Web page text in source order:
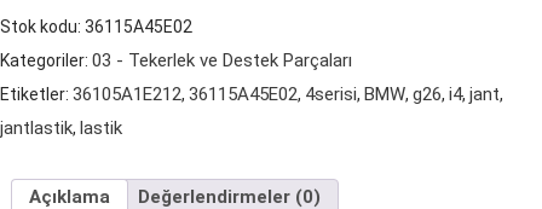
JANT
Stok kodu: 36115A45E02
Kategoriler: 03 - Tekerlek ve Destek Parçaları
Etiketler: 36105A1E212, 36115A45E02, 4serisi, BMW, g26, i4, jant,
jantlastik, lastik
Açıklama Değerlendirmeler (0)